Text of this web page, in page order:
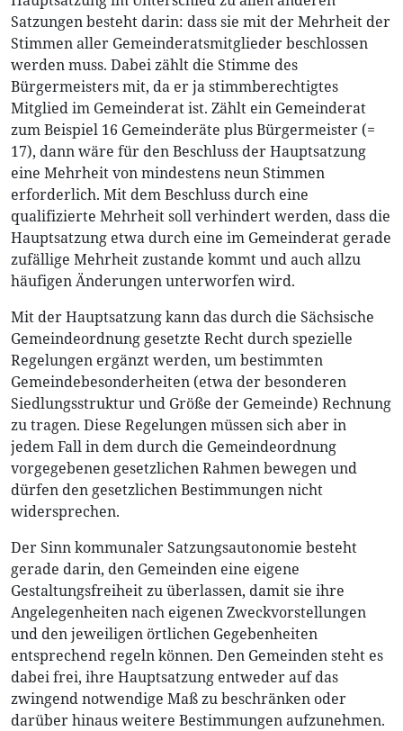
Satzungen besteht darin: dass sie mit der Mehrheit der
Stimmen aller Gemeinderatsmitglieder beschlossen
werden muss. Dabei zählt die Stimme des
Bürgermeisters mit, da er ja stimmberechtigtes
Mitglied im Gemeinderat ist. Zählt ein Gemeinderat
zum Beispiel 16 Gemeinderäte plus Bürgermeister (=
17), dann wäre für den Beschluss der Hauptsatzung
eine Mehrheit von mindestens neun Stimmen
erforderlich. Mit dem Beschluss durch eine
qualifizierte Mehrheit soll verhindert werden, dass die
Hauptsatzung etwa durch eine im Gemeinderat gerade
zufällige Mehrheit zustande kommt und auch allzu
häufigen Änderungen unterworfen wird.
Mit der Hauptsatzung kann das durch die Sächsische
Gemeindeordnung gesetzte Recht durch spezielle
Regelungen ergänzt werden, um bestimmten
Gemeindebesonderheiten (etwa der besonderen
Siedlungsstruktur und Größe der Gemeinde) Rechnung
zu tragen. Diese Regelungen müssen sich aber in
jedem Fall in dem durch die Gemeindeordnung
vorgegebenen gesetzlichen Rahmen bewegen und
dürfen den gesetzlichen Bestimmungen nicht
widersprechen.
Der Sinn kommunaler Satzungsautonomie besteht
gerade darin, den Gemeinden eine eigene
Gestaltungsfreiheit zu überlassen, damit sie ihre
Angelegenheiten nach eigenen Zweckvorstellungen
und den jeweiligen örtlichen Gegebenheiten
entsprechend regeln können. Den Gemeinden steht es
dabei frei, ihre Hauptsatzung entweder auf das
zwingend notwendige Maß zu beschränken oder
darüber hinaus weitere Bestimmungen aufzunehmen.